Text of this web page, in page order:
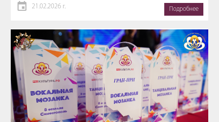
21.02.2026 г. Подробнее